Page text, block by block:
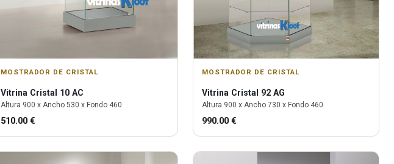
MOSTRADOR DE CRISTAL
Vitrina Cristal 10 AC
Altura 900 x Ancho 530 x Fondo 460
510.00 €
MOSTRADOR DE CRISTAL
Vitrina Cristal 92 AG
Altura 900 x Ancho 730 x Fondo 460
990.00 €